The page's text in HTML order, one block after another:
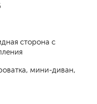
сторона с
мини-диван,